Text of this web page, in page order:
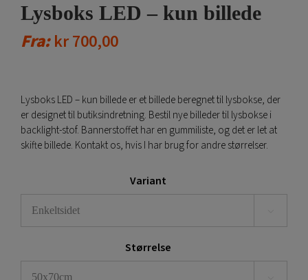
Lysboks LED – kun billede
Fra:kr700,00
Lysboks LED – kun billede er et billede beregnet til lysbokse, der
er designet til butiksindretning. Bestil nye billeder til lysbokse i
backlight-stof. Bannerstoffet har en gummiliste, og det er let at
skifte billede. Kontakt os, hvis I har brug for andre størrelser.
Variant
Størrelse